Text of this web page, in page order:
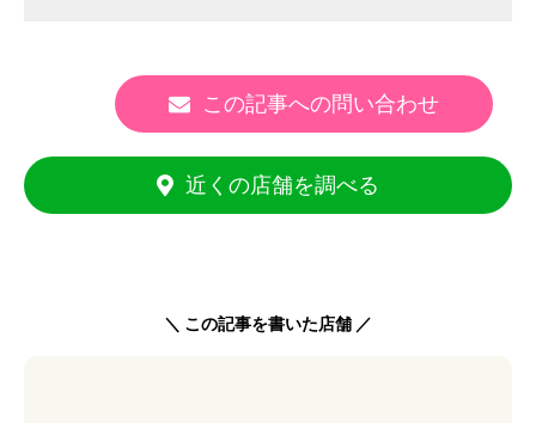
この記事への問い合わせ
近くの店舗を調べる
＼ この記事を書いた店舗 ／